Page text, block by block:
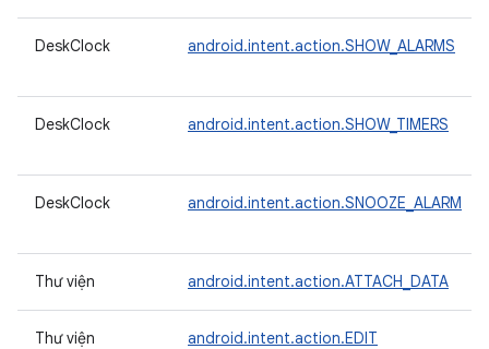
DeskClock android.intent.action.SHOW_ALARMS
DeskClock android.intent.action.SHOW_TIMERS
DeskClock android.intent.action.SNOOZE_ALARM
Thư viện android.intent.action.ATTACH_DATA
Thư viện
android.intent.action.EDIT